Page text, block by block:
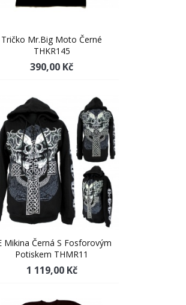
Tričko Mr.Big Moto Černé
THKR145
390,00 Kč
Mikina Černá S Fosforovým
Potiskem THMR11
1 119,00 Kč